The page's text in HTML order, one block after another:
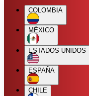
COLOMBIA
MÉXICO
ESTADOS UNIDOS
ESPAÑA
CHILE